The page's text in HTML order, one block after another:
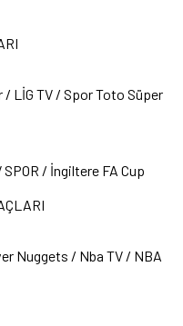
LİG TV / Spor Toto Süper
/ İngiltere FA Cup
Nuggets / Nba TV / NBA